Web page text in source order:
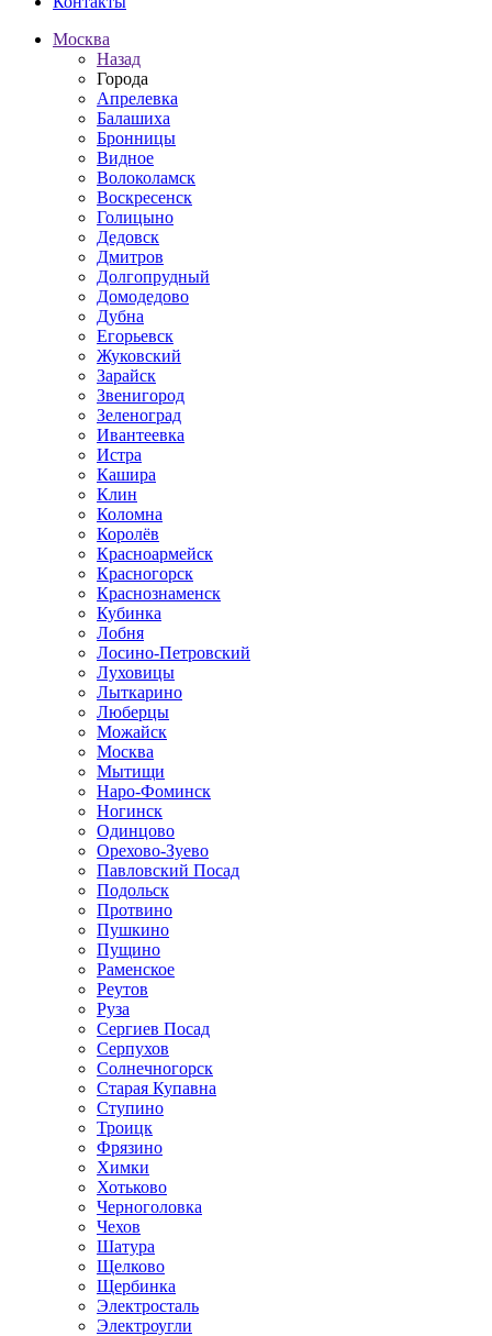
Москва
Назад
Города
Апрелевка
Балашиха
Бронницы
Видное
Волоколамск
Воскресенск
Голицыно
Дедовск
Дмитров
Долгопрудный
Домодедово
Дубна
Егорьевск
Жуковский
Зарайск
Звенигород
Зеленоград
Ивантеевка
Истра
Кашира
Клин
Коломна
Королёв
Красноармейск
Красногорск
Краснознаменск
Кубинка
Лобня
Лосино-Петровский
Луховицы
Лыткарино
Люберцы
Можайск
Москва
Мытищи
Наро-Фоминск
Ногинск
Одинцово
Орехово-Зуево
Павловский Посад
Подольск
Протвино
Пушкино
Пущино
Раменское
Реутов
Руза
Сергиев Посад
Серпухов
Солнечногорск
Старая Купавна
Ступино
Троицк
Фрязино
Химки
Хотьково
Черноголовка
Чехов
Шатура
Щелково
Щербинка
Электросталь
Электроугли